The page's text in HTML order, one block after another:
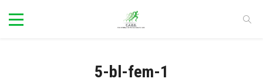
5-bl-fem-1